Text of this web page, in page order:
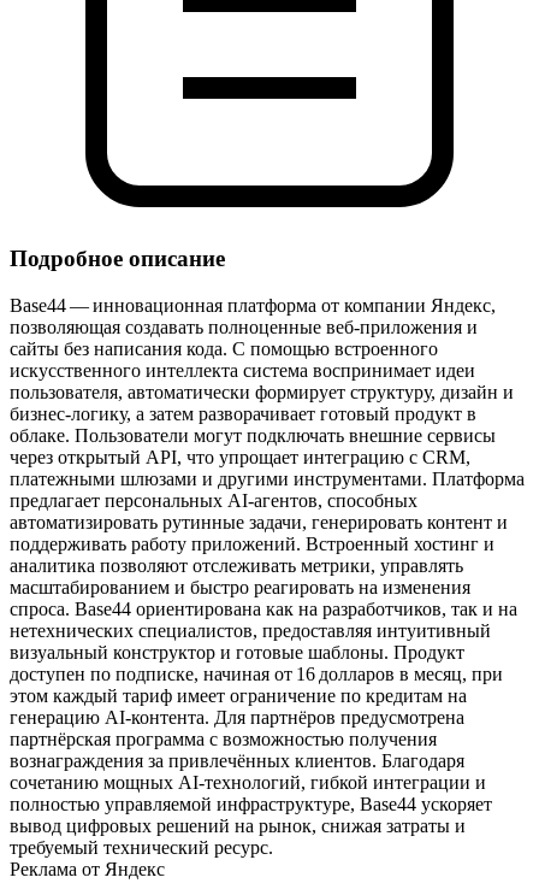
Подробное описание
Base44 — инновационная платформа от компании Яндекс,
позволяющая создавать полноценные веб‑приложения и
сайты без написания кода. С помощью встроенного
искусственного интеллекта система воспринимает идеи
пользователя, автоматически формирует структуру, дизайн и
бизнес‑логику, а затем разворачивает готовый продукт в
облаке. Пользователи могут подключать внешние сервисы
через открытый API, что упрощает интеграцию с CRM,
платежными шлюзами и другими инструментами. Платформа
предлагает персональных AI‑агентов, способных
автоматизировать рутинные задачи, генерировать контент и
поддерживать работу приложений. Встроенный хостинг и
аналитика позволяют отслеживать метрики, управлять
масштабированием и быстро реагировать на изменения
спроса. Base44 ориентирована как на разработчиков, так и на
нетехнических специалистов, предоставляя интуитивный
визуальный конструктор и готовые шаблоны. Продукт
доступен по подписке, начиная от 16 долларов в месяц, при
этом каждый тариф имеет ограничение по кредитам на
генерацию AI‑контента. Для партнёров предусмотрена
партнёрская программа с возможностью получения
вознаграждения за привлечённых клиентов. Благодаря
сочетанию мощных AI‑технологий, гибкой интеграции и
полностью управляемой инфраструктуре, Base44 ускоряет
вывод цифровых решений на рынок, снижая затраты и
требуемый технический ресурс.
Реклама от Яндекс